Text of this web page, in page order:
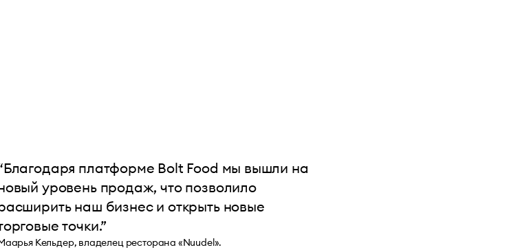
платформе Bolt Food мы вышли на
уровень продаж, что позволило
наш бизнес и открыть новые
точки.”
Кельдер, владелец ресторана «Nuudel».